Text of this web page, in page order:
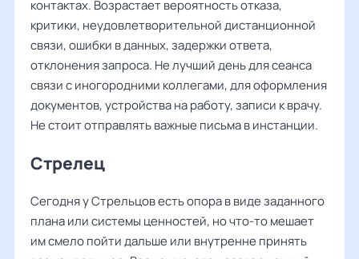
контактах. Возрастает вероятность отказа,
критики, неудовлетворительной дистанционной
связи, ошибки в данных, задержки ответа,
отклонения запроса. Не лучший день для сеанса
связи с иногородними коллегами, для оформления
документов, устройства на работу, записи к врачу.
Не стоит отправлять важные письма в инстанции.
Стрелец
Сегодня у Стрельцов есть опора в виде заданного
плана или системы ценностей, но что-то мешает
им смело пойти дальше или внутренне принять